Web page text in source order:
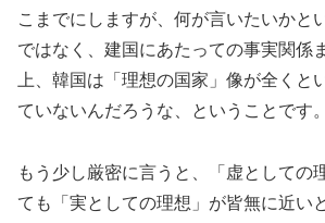
こまでにしますが、何が言いたいかと
ではなく、建国にあたっての事実関係
上、韓国は「理想の国家」像が全くと
ていないんだろうな、ということです。
もう少し厳密に言うと、「虚としての
ても「実としての理想」が皆無に近い